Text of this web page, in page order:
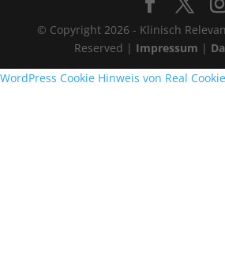
© Copyright 2026 - Klinisch
Reserved | Impressum |
WordPress Cookie Hinweis von Real